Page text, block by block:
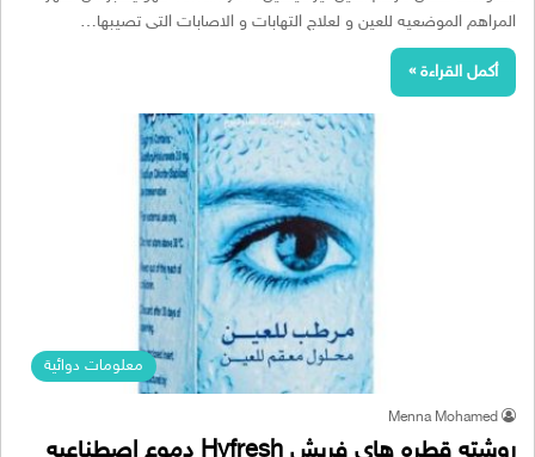
المراهم الموضعيه للعين و لعلاج التهابات و الاصابات التى تصيبها…
أكمل القراءة »
معلومات دوائية
Menna Mohamed
روشته قطره هاي فريش Hyfresh دموع اصطناعيه